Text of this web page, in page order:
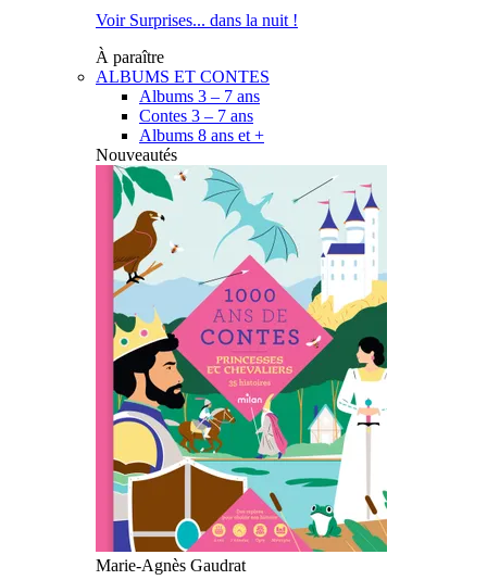
Voir Surprises... dans la nuit !
À paraître
ALBUMS ET CONTES
Albums 3 – 7 ans
Contes 3 – 7 ans
Albums 8 ans et +
Nouveautés
Marie-Agnès Gaudrat